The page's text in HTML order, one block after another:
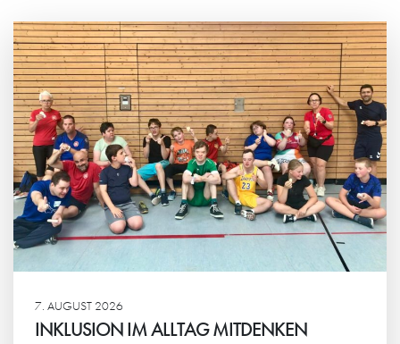
7. AUGUST 2026
INKLUSION IM ALLTAG MITDENKEN